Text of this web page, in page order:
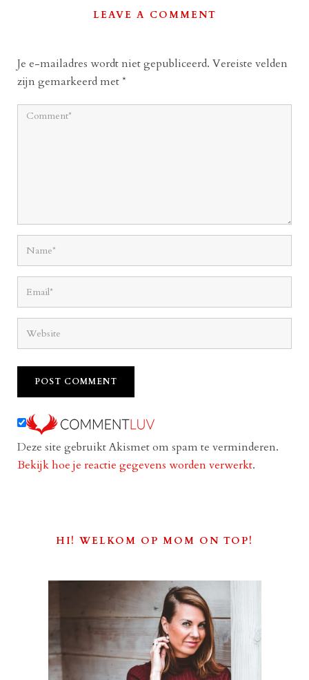
LEAVE A COMMENT
Je e-mailadres wordt niet gepubliceerd. Vereiste velden
zijn gemarkeerd met*
Deze site gebruikt Akismet om spam te verminderen.
Bekijk hoe je reactie gegevens worden verwerkt.
HI! WELKOM OP MOM ON TOP!